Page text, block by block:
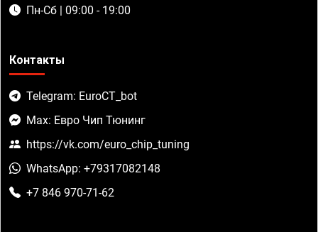
Пн-Сб | 09:00 - 19:00
Контакты
Telegram: EuroCT_bot
Max: Евро Чип Тюнинг
https://vk.com/euro_chip_tuning
WhatsApp: +79317082148
+7 846 970-71-62